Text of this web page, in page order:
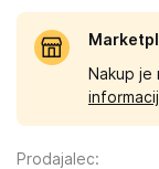
Nakup
informacij
Prodajalec: